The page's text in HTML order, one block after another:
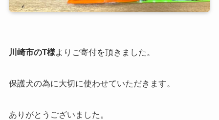
川崎市のT様よりご寄付を頂きました。
保護犬の為に大切に使わせていただきます。
ありがとうございました。